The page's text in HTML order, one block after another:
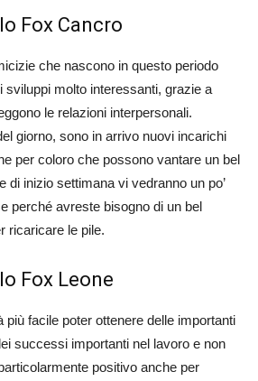
Fox Cancro
che nascono in questo periodo
sviluppi molto interessanti, grazie a
le relazioni interpersonali.
giorno, sono in arrivo nuovi incarichi
per coloro che possono vantare un bel
di inizio settimana vi vedranno un po’
perché avreste bisogno di un bel
ricaricare le pile.
Fox Leone
più facile poter ottenere delle importanti
successi importanti nel lavoro e non
positivo anche per